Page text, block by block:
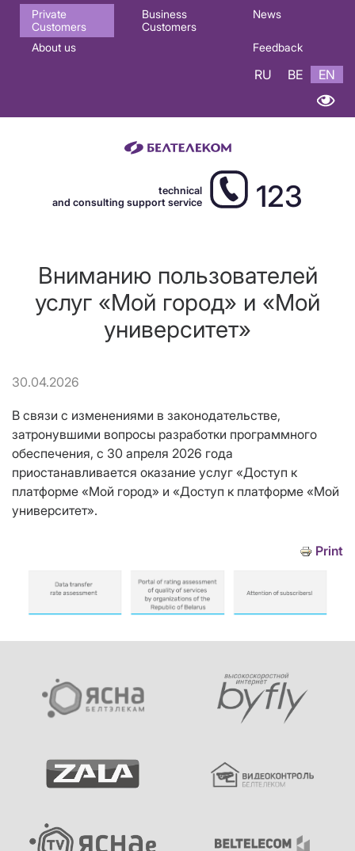
Основная
навигация
Private
Customers
Business
Customers
News
About us Feedback
RU BE EN
technical
and consulting support service
123
Вниманию пользователей
услуг «Мой город» и «Мой
университет»
30.04.2026
В связи с изменениями в законодательстве,
затронувшими вопросы разработки программного
обеспечения, с 30 апреля 2026 года
приостанавливается оказание услуг «Доступ к
платформе «Мой город» и «Доступ к платформе «Мой
университет».
Print